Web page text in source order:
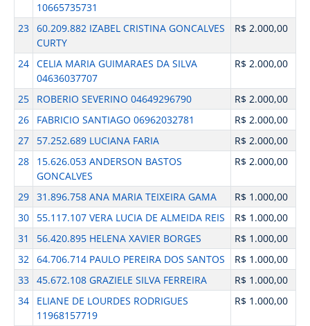
10665735731
23 60.209.882 IZABEL CRISTINA GONCALVES
CURTY
R$ 2.000,00
24 CELIA MARIA GUIMARAES DA SILVA
04636037707
R$ 2.000,00
25 ROBERIO SEVERINO 04649296790
R$ 2.000,00
26
FABRICIO SANTIAGO 06962032781
R$ 2.000,00
27
57.252.689 LUCIANA FARIA
R$ 2.000,00
28
15.626.053 ANDERSON BASTOS
GONCALVES
R$ 2.000,00
29 31.896.758 ANA MARIA TEIXEIRA GAMA
R$ 1.000,00
30
55.117.107 VERA LUCIA DE ALMEIDA REIS
R$ 1.000,00
31
56.420.895 HELENA XAVIER BORGES
R$ 1.000,00
32 64.706.714 PAULO PEREIRA DOS SANTOS
R$ 1.000,00
33 45.672.108 GRAZIELE SILVA FERREIRA
R$ 1.000,00
34
ELIANE DE LOURDES RODRIGUES
11968157719
R$ 1.000,00